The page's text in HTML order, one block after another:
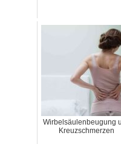
Wirbelsäulenbeugung
Kreuzschmerzen